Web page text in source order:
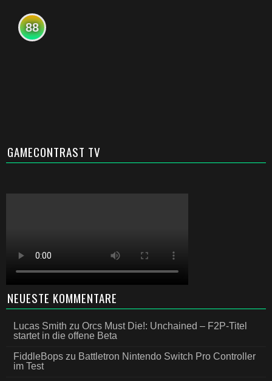
88
GAMECONTRAST TV
NEUESTE KOMMENTARE
Lucas Smith zu Orcs Must Die!: Unchained – F2P-Titel
startet in die offene Beta
FiddleBops zu Battletron Nintendo Switch Pro Controller
im Test